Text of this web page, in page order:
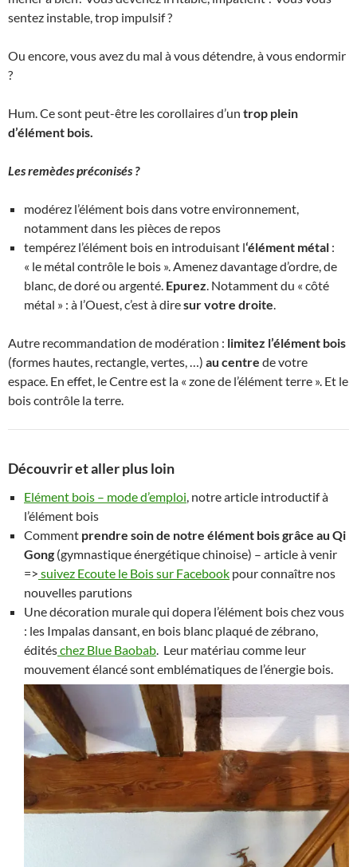
sentez instable, trop impulsif ?
Ou encore, vous avez du mal à vous détendre, à vous endormir
?
Hum. Ce sont peut-être les corollaires d’un trop plein
d’élément bois.
Les remèdes préconisés ?
modérez l’élément bois dans votre environnement,
notamment dans les pièces de repos
tempérez l’élément bois en introduisant l‘élément métal :
« le métal contrôle le bois ». Amenez davantage d’ordre, de
blanc, de doré ou argenté. Epurez. Notamment du « côté
métal » : à l’Ouest, c’est à diresur votre droite.
Autre recommandation de modération : limitez l’élément bois
(formes hautes, rectangle, vertes, …) au centre de votre
espace. En effet, le Centre est la « zone de l’élément terre ». Et le
bois contrôle la terre.
Découvrir et aller plus loin
Elément bois – mode d’emploi, notre article introductif à
l’élément bois
Comment prendre soin de notre élément bois grâce au Qi
Gong (gymnastique énergétique chinoise) – article à venir
=> suivez Ecoute le Bois sur Facebook pour connaître nos
nouvelles parutions
Une décoration murale qui dopera l’élément bois chez vous
: les Impalas dansant, en bois blanc plaqué de zébrano,
éditéschez Blue Baobab. Leur matériau comme leur
mouvement élancé sont emblématiques de l’énergie bois.